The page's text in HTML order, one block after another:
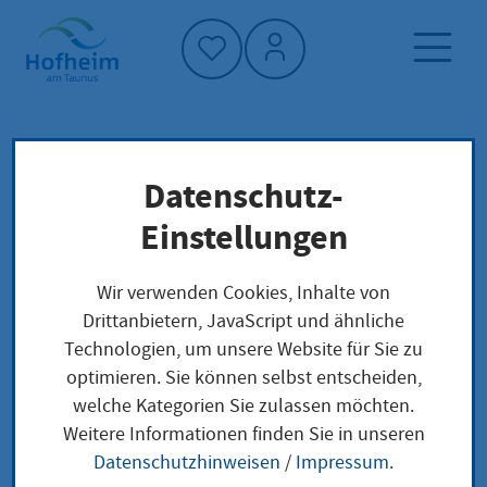
Startseite"
Dienstleistung-Finder
Lokale Anliegen
Unbedenklichkeitsbescheinigung (Certificate
of good standing/ Certificate of Current
Professional Status) beantragen
Unbedenklichkeitsbes
cheinigung
Datenschutz-
Einstellungen
Wir verwenden Cookies, Inhalte von
Drittanbietern, JavaScript und ähnliche
Technologien, um unsere Website für Sie zu
optimieren. Sie können selbst entscheiden,
welche Kategorien Sie zulassen möchten.
Weitere Informationen finden Sie in unseren
Datenschutzhinweisen / Impressum.